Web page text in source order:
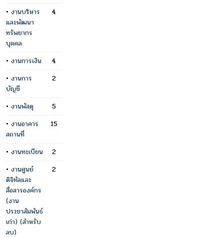
• งานบริหาร
และพัฒนา
ทรัพยากร
บุคคล
4
• งานการเงิน
4
• งานการ
บัญชี
2
• งานพัสดุ
5
• งานอาคาร
สถานที่
15
• งานทะเบียน
2
• งานศูนย์
ดิจิทัลและ
สื่อสารองค์กร
(งาน
ประชาสัมพันธ์
เก่า) (สำหรับ
ลบ)
2